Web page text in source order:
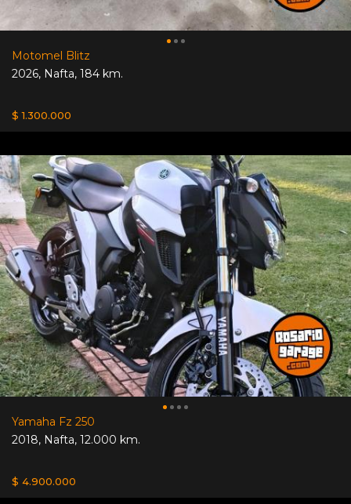
Motomel Blitz
2026, Nafta, 184 km.
$ 1.300.000
Yamaha Fz 250
2018, Nafta, 12.000 km.
$ 4.900.000